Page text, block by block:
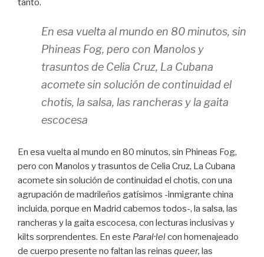
tanto.
En esa vuelta al mundo en 80 minutos, sin
Phineas Fog, pero con Manolos y
trasuntos de Celia Cruz, La Cubana
acomete sin solución de continuidad el
chotis, la salsa, las rancheras y la gaita
escocesa
En esa vuelta al mundo en 80 minutos, sin Phineas Fog,
pero con Manolos y trasuntos de Celia Cruz, La Cubana
acomete sin solución de continuidad el chotis, con una
agrupación de madrileños gatísimos -inmigrante china
incluida, porque en Madrid cabemos todos-, la salsa, las
rancheras y la gaita escocesa, con lecturas inclusivas y
kilts sorprendentes. En este Paral·lelcon homenajeado
de cuerpo presente no faltan las reinas queer, las